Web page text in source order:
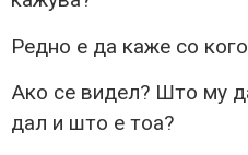
Редно е да каже со
Ако се видел? Што му
дал и што е тоа?